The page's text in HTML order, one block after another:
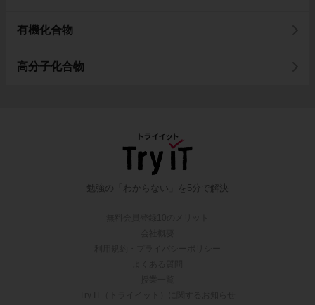
有機化合物
高分子化合物
勉強の「わからない」を5分で解決